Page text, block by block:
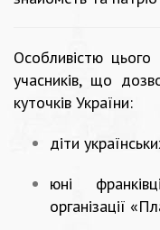
Особливістю
учасників, що
куточків України:
діти
юні
організації